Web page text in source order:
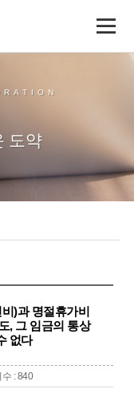
도약
)과 명절휴가비
, 그 임금의 통상
없다
수 : 840